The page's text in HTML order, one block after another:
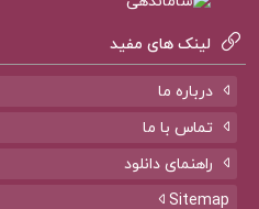
لینک های مفید
درباره ما
تماس با ما
راهنمای دانلود
Sitemap